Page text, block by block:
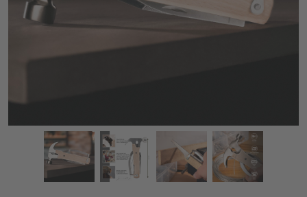
Multifunktionswerkzeug mit Hammer 10in1
Zurück